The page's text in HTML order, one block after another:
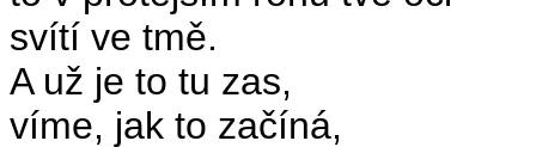
svítí ve tmě.
A už je to tu zas,
víme, jak to začíná,